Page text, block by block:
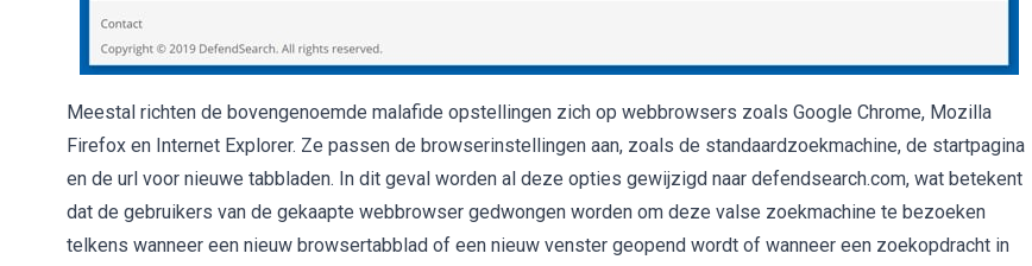
Meestal richten de bovengenoemde malafide opstellingen zich op webbrowsers zoals Google Chrome, Mozilla
Firefox en Internet Explorer. Ze passen de browserinstellingen aan, zoals de standaardzoekmachine, de startpagina
en de url voor nieuwe tabbladen. In dit geval worden al deze opties gewijzigd naar defendsearch.com, wat betekent
dat de gebruikers van de gekaapte webbrowser gedwongen worden om deze valse zoekmachine te bezoeken
telkens wanneer een nieuw browsertabblad of een nieuw venster geopend wordt of wanneer een zoekopdracht in